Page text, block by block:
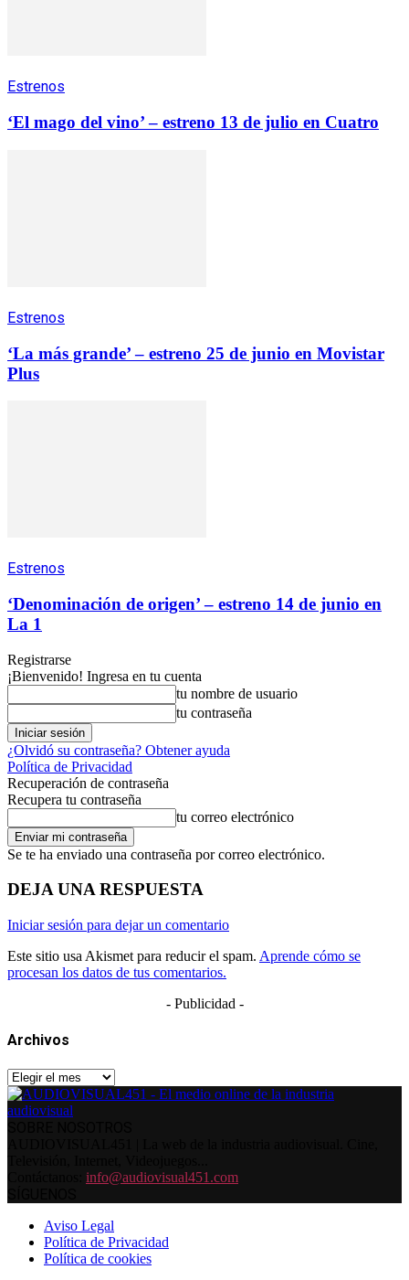
Estrenos
‘El mago del vino’ – estreno 13 de julio en Cuatro
Estrenos
‘La más grande’ – estreno 25 de junio en Movistar
Plus
Estrenos
‘Denominación de origen’ – estreno 14 de junio en
La 1
Registrarse
¡Bienvenido! Ingresa en tu cuenta
tu nombre de usuario
tu contraseña
¿Olvidó su contraseña? Obtener ayuda
Política de Privacidad
Recuperación de contraseña
Recupera tu contraseña
tu correo electrónico
Se te ha enviado una contraseña por correo electrónico.
DEJA UNA RESPUESTA
Iniciar sesión para dejar un comentario
Este sitio usa Akismet para reducir el spam. Aprende cómo se
procesan los datos de tus comentarios.
- Publicidad -
Archivos
Archivos
info@audiovisual451.com
Aviso Legal
Política de Privacidad
Política de cookies